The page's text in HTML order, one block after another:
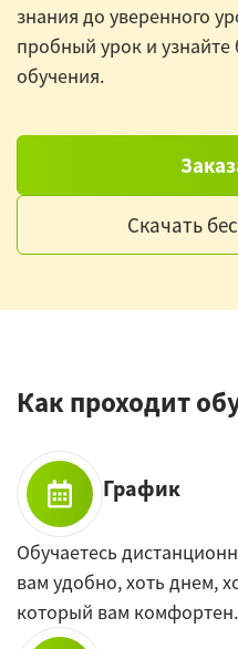
знания до уверенного
пробный урок и
обучения.
Скачать
Как проходит
График
Обучаетесь
вам удобно, хоть днем,
который вам комфортен.